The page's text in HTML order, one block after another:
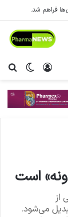
فراهم شد.
تغییر ورود
است
از
می‌شود.